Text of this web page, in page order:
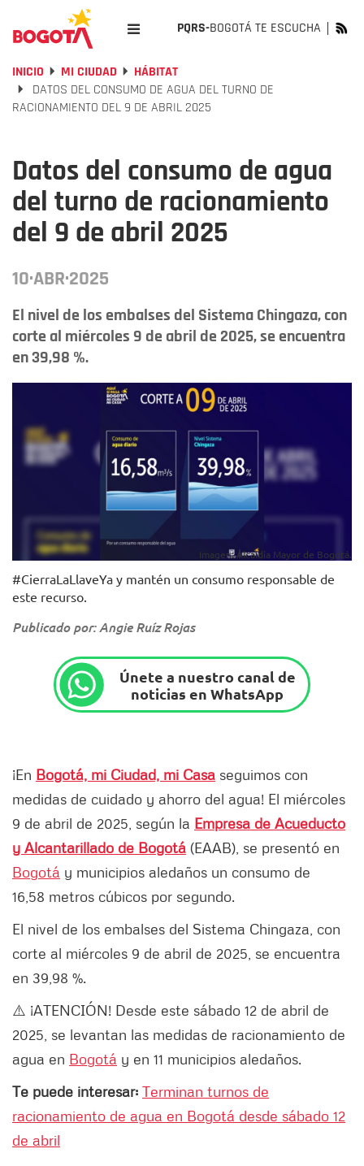
PQRS-BOGOTÁ TE ESCUCHA
INICIO MI CIUDAD
HÁBITAT
DATOS DEL CONSUMO DE AGUA DEL TURNO DE
RACIONAMIENTO DEL 9 DE ABRIL 2025
Datos del consumo de agua
del turno de racionamiento
del 9 de abril 2025
10·ABR·2025
El nivel de los embalses del Sistema Chingaza, con
corte al miércoles 9 de abril de 2025, se encuentra
en 39,98 %.
Imagen: Alcaldía Mayor de Bogotá.
#CierraLaLlaveYa y mantén un consumo responsable de
este recurso.
Publicado por: Angie Ruíz Rojas
Únete a nuestro canal de
noticias en WhatsApp
¡En Bogotá, mi Ciudad, mi Casa seguimos con
medidas de cuidado y ahorro del agua! El miércoles
9 de abril de 2025, según la Empresa de Acueducto
y Alcantarillado de Bogotá (EAAB), se presentó en
Bogotá y municipios aledaños un consumo de
16,58 metros cúbicos por segundo.
El nivel de los embalses del Sistema Chingaza, con
corte al miércoles 9 de abril de 2025, se encuentra
en 39,98 %.
⚠️ ¡ATENCIÓN! Desde este sábado 12 de abril de
2025, se levantan las medidas de racionamiento de
agua en Bogotá y en 11 municipios aledaños.
Te puede interesar: Terminan turnos de
racionamiento de agua en Bogotá desde sábado 12
de abril